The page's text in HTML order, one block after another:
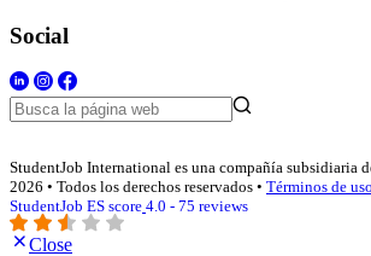
Social
StudentJob International es una compañía subsidiaria
2026 • Todos los derechos reservados • Términos de uso
StudentJob ES score 4.0 - 75 reviews
Close